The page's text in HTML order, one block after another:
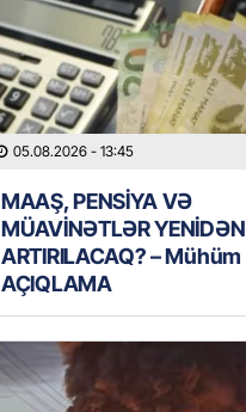
05.08.2026 - 13:45
MAAŞ, PENSİYA VƏ
MÜAVİNƏTLƏR YENİDƏN
ARTIRILACAQ? – Mühüm
AÇIQLAMA